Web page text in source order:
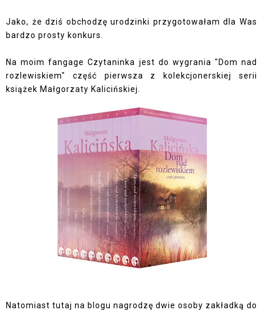
Jako, że dziś obchodzę urodzinki przygotowałam dla Was
bardzo prosty konkurs.
Na moim fangageCzytaninka jest do wygrania "Dom nad
rozlewiskiem" część pierwsza z kolekcjonerskiej serii
książek Małgorzaty Kalicińskiej.
Natomiast tutaj na blogu nagrodzę dwie osoby zakładką do